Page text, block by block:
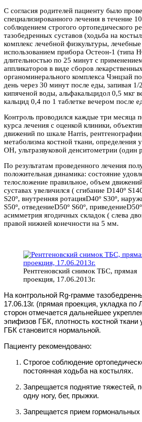
С согласия родителей пациенту было
специализированного лечения в течение
соблюдением строгого ортопедического
тазобедренных суставов (ходьба на
комплекс лечебной физкультуры,
использованием прибора Остеон-1 (типа
длительностью по 25 минут с
аппликаторов в виде сборов
органоминерального комплекса Чэнцзай
день через 30 минут после еды, запивая 1/
кипяченой воды, альфакальцидол 0,5 мкг
кальцид 0,4 по 1 таблетке вечером после
Контроль проводился каждые три месяца
курса лечения с оценкой клиники,
движений по шкале Harris,
метаболизма костной ткани,
ОН, ультразвуковой денситометрии (один
По результатам проведенного лечения
положительная динамика: состояние
телосложение правильное, объем
суставах увеличился ( сгибание D140º
S20º, внутренняя ротацияD40º S30º,
S50º, отведениеD50º S60º,
асимметрия ягодичных складок ( слева
правой нижней конечности на 5 мм.
Рентгеновский снимок ТБС, прямая
проекция, 17.06.2013г.
На контрольной Rg-грамме
17.06.13г. (прямая проекция, укладка по
сторон отмечается дальнейшее
эпифизов ГБК, плотность костной
ГБК становится нормальной.
Пациенту рекомендовано:
Строгое соблюдение
постоянная ходьба на костылях.
Запрещается поднятие тяжестей,
одну ногу, бег, прыжки.
Запрещается прием гормональных